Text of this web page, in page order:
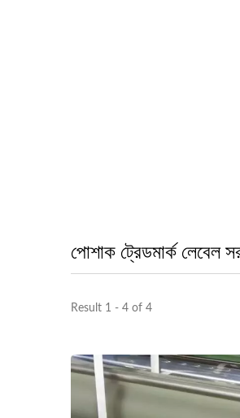
পোশাক ট্রেডমার্ক লেবেল
Result 1 - 4 of 4